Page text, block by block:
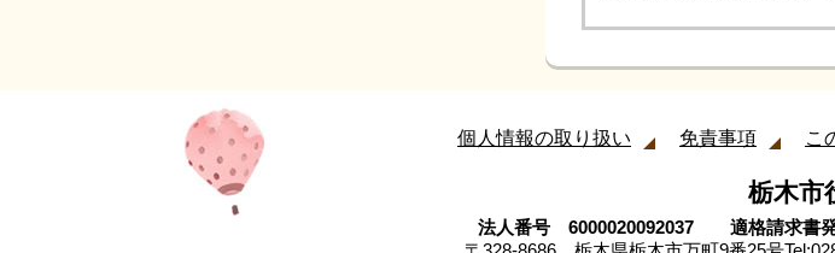
個人情報の取り扱い 免責事項 こ
栃木市
法人番号 6000020092037 適格請求書発